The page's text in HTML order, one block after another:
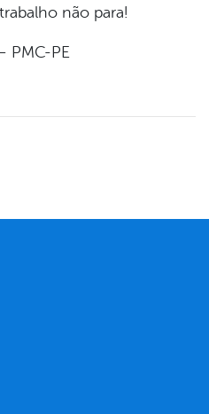
não para!
PMC-PE